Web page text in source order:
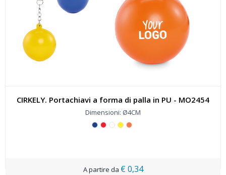
CIRKELY. Portachiavi a forma di palla in PU - MO2454
Dimensioni: Ø4CM
€ 0,34